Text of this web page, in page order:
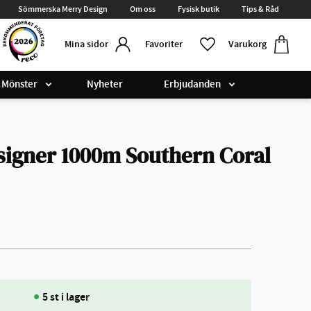
Sömmerska Merry Design Om oss Fysisk butik Tips & Råd
Mina sidor Favoriter Varukorg
Favoriter
Mönster Nyheter Erbjudanden
1000m Southern Coral
5 st i lager